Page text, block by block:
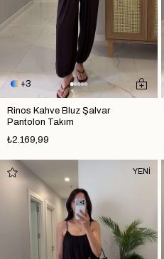
3
Rinos Kahve Bluz Şalvar
Pantolon Takım
₺2.169,99
YENİ